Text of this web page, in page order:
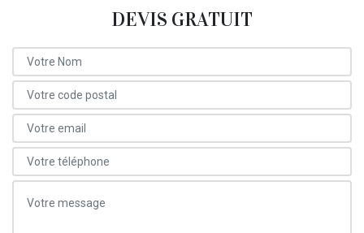
DEVIS GRATUIT